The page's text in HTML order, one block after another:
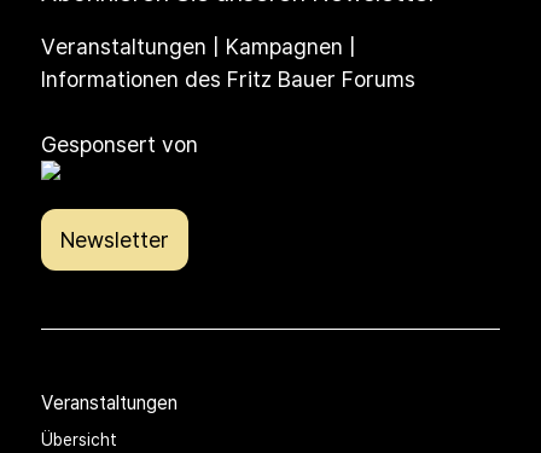
Veranstaltungen | Kampagnen |
Informationen des Fritz Bauer Forums
Gesponsert von
Newsletter
Veranstaltungen
Übersicht